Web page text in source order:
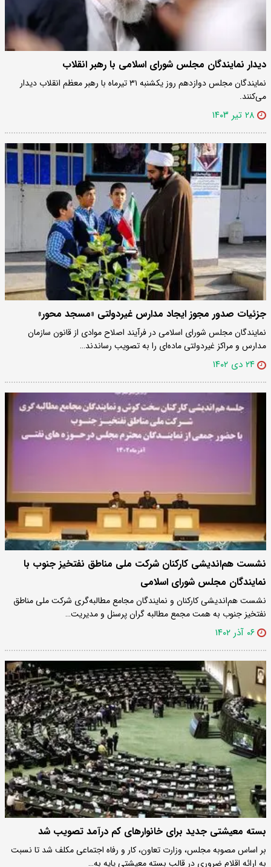
دیدار نمایندگان مجلس شورای اسلامی با رهبر انقلاب
نمایندگان مجلس دوازدهم روز یکشنبه ۳۱ تیرماه با رهبر معظم انقلاب دیدار
می‌کنند.
۲۸ تیر ۱۴۰۳
جزئیات صدور مجوز ایجاد مدارس غیردولتی «مسجد محور»
نمایندگان مجلس شورای اسلامی در فرآیند اصلاح موادی از قانون سازمان
مدارس و مراکز غیردولتی ماده‌ای را به تصویب رساندند…
۲۴ دی ۱۴۰۲
نشست هم‌اندیشی کارکنان شرکت ملی مناطق نفتخیز جنوب با
نمایندگان مجلس شورای اسلامی
نشست هم‌اندیشی کارکنان و نمایندگان مجامع مطالبه‌گری شرکت ملی مناطق
نفتخیز جنوب به همت مجمع مطالبه گران پرسنل و مدیریت…
۰۶ آذر ۱۴۰۲
بسته معیشتی جدید برای خانوارهای کم درآمد تصویب شد
بر اساس مصوبه مجلس، وزارت تعاون، کار و رفاه اجتماعی مکلف شد تا نسبت
به ارائه اقلام ضروری در قالب بسته معیشتی پایه به…